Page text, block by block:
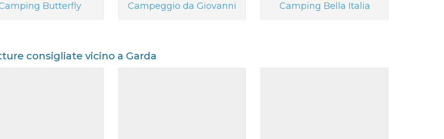
Butterfly Campeggio da Giovanni Camping Bella Italia
consigliate vicino a Garda